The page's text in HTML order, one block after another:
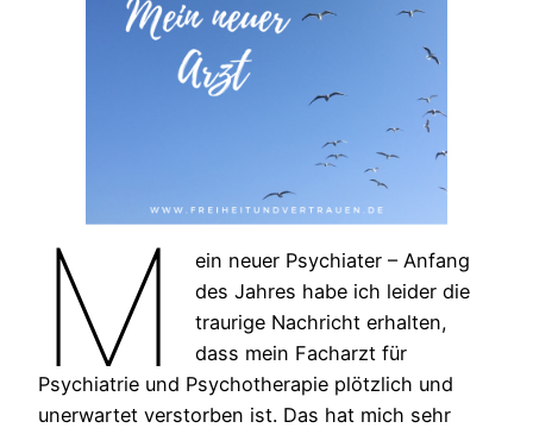
M
ein neuer Psychiater – Anfang
des Jahres habe ich leider die
traurige Nachricht erhalten,
dass mein Facharzt für
Psychiatrie und Psychotherapie plötzlich und
unerwartet verstorben ist. Das hat mich sehr